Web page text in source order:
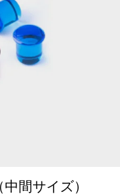
間サイズ）